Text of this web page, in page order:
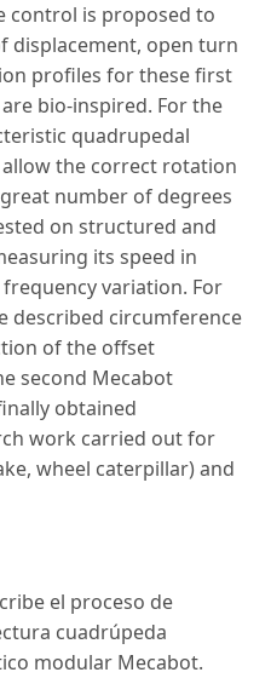
control is proposed to
displacement, open turn
profiles for these first
bio-inspired. For the
quadrupedal
the correct rotation
number of degrees
on structured and
its speed in
variation. For
described circumference
of the offset
second Mecabot
obtained
work carried out for
wheel caterpillar) and
el proceso de
cuadrúpeda
modular Mecabot.